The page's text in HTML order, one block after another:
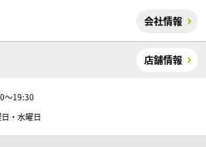
会社情報
店舗情報
～19:30
・水曜日